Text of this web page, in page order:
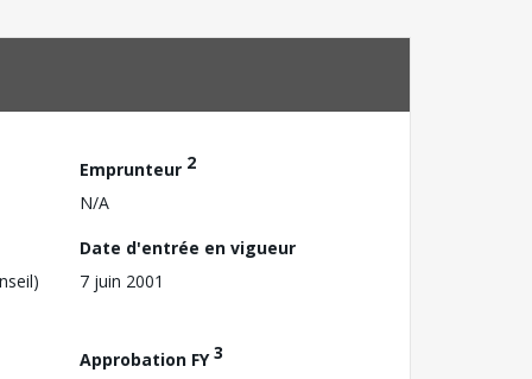
Emprunteur 2
N/A
Date d'entrée en vigueur
7 juin 2001
Approbation FY3